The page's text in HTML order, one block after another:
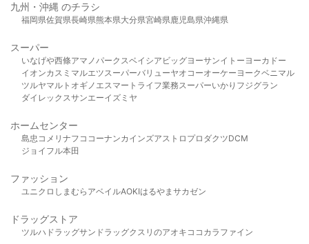
九州・沖縄 のチラシ
福岡県佐賀県長崎県熊本県大分県宮崎県鹿児島県沖縄県
スーパー
いなげや西條アマノパークスベイシア ビッグヨーサンイトーヨーカドー
イオンカスミ マルエツスーパーバリューヤオコーオーケー ヨークベニマル
ツルヤマルト オギノ エスマート ライフ業務スーパーいかり フジグラン
ダイレックスサンエーイズミヤ
ホームセンター
島忠 コメリ ナフコ コーナンカインズアストロプロダクツDCM
ジョイフル本田
ファッション
ユニクロ しまむら アベイルAOKIはるやま サカゼン
ドラッグストア
ツルハドラッグサンドラッグクスリのアオキ ココカラファイン